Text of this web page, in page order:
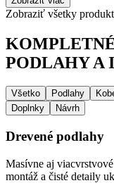
Zobraziť všetky
PODLAHY A
Všetko Podlahy
Doplnky
Návrh
Drevené podlahy
Masívne aj
montáž a čisté detaily